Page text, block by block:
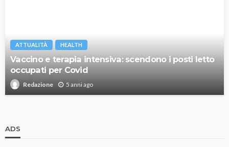
ATTUALITÀ HEALTH
Vaccino e terapia intensiva: scendono i posti letto
occupati per Covid
Redazione 5 anni ago
ADS